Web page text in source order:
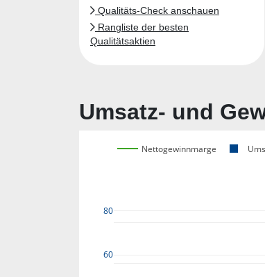
Qualitäts-Check anschauen
Rangliste der besten
Qualitätsaktien
Umsatz- und
60
80
Nettogewinnmarge